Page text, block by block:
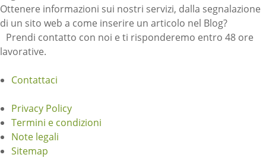
Ottenere informazioni sui nostri servizi, dalla segnalazione
di un sito web a come inserire un articolo nel Blog?
Prendi contatto con noi e ti risponderemo entro 48 ore
lavorative.
Contattaci
Privacy Policy
Termini e condizioni
Note legali
Sitemap